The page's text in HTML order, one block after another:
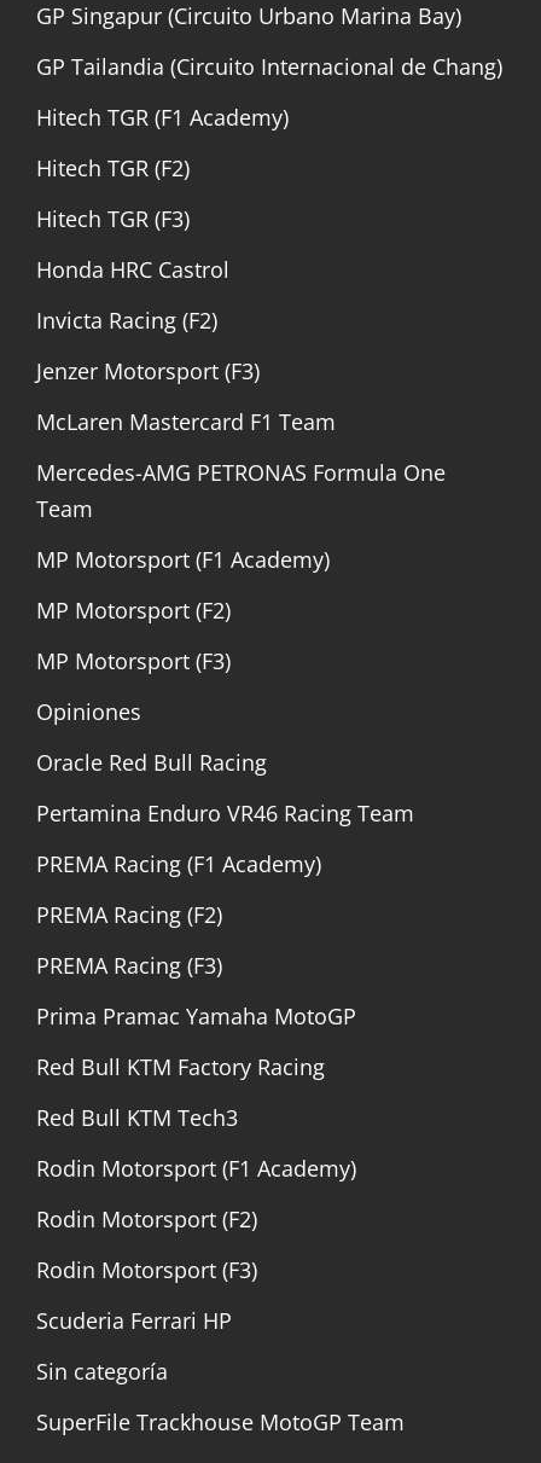
GP Singapur (Circuito Urbano Marina Bay)
GP Tailandia (Circuito Internacional de Chang)
Hitech TGR (F1 Academy)
Hitech TGR (F2)
Hitech TGR (F3)
Honda HRC Castrol
Invicta Racing (F2)
Jenzer Motorsport (F3)
McLaren Mastercard F1 Team
Mercedes-AMG PETRONAS Formula One
Team
MP Motorsport (F1 Academy)
MP Motorsport (F2)
MP Motorsport (F3)
Opiniones
Oracle Red Bull Racing
Pertamina Enduro VR46 Racing Team
PREMA Racing (F1 Academy)
PREMA Racing (F2)
PREMA Racing (F3)
Prima Pramac Yamaha MotoGP
Red Bull KTM Factory Racing
Red Bull KTM Tech3
Rodin Motorsport (F1 Academy)
Rodin Motorsport (F2)
Rodin Motorsport (F3)
Scuderia Ferrari HP
Sin categoría
SuperFile Trackhouse MotoGP Team